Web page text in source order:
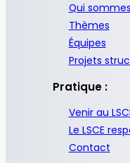
Qui
Thèmes
Équipes
Projets
Pratique :
Venir au
Le LSCE
Contact